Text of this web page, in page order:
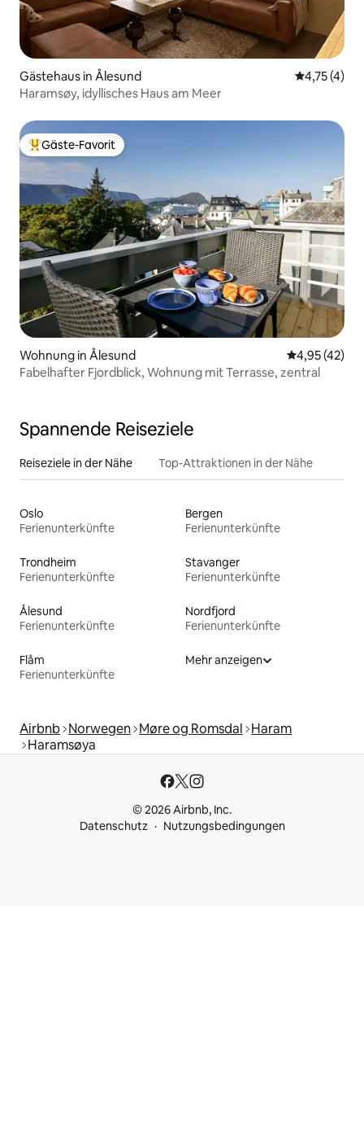
Gästehaus in Ålesund
4,75 (4)
Haramsøy, idyllisches Haus am Meer
Beliebter Gäste-Favorit.
Gäste-Favorit
Wohnung in Ålesund
4,95 (42)
Fabelhafter Fjordblick, Wohnung mit Terrasse, zentral
Spannende Reiseziele
Reiseziele in der Nähe Top-Attraktionen in der Nähe
Oslo
Ferienunterkünfte
Bergen
Ferienunterkünfte
Trondheim
Ferienunterkünfte
Stavanger
Ferienunterkünfte
Ålesund
Ferienunterkünfte
Nordfjord
Ferienunterkünfte
Flåm
Ferienunterkünfte
Mehr anzeigen
Airbnb Norwegen Møre og Romsdal Haram
Haramsøya
© 2026 Airbnb, Inc.
Datenschutz
Nutzungsbedingungen